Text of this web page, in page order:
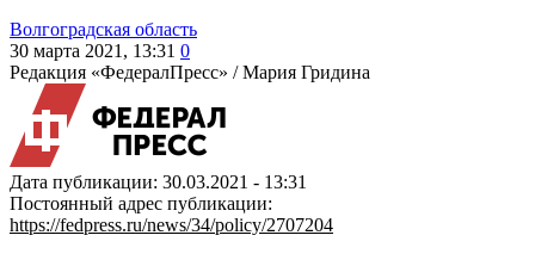
Волгоградская область
30 марта 2021, 13:31 0
Редакция «ФедералПресс» /Мария Гридина
Дата публикации: 30.03.2021 - 13:31
Постоянный адрес публикации:
https://fedpress.ru/news/34/policy/2707204